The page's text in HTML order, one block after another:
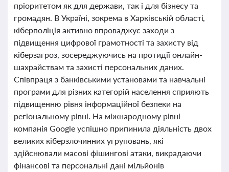
пріоритетом як для держави, так і для бізнесу та
громадян. В Україні, зокрема в Харківській області,
кіберполіція активно впроваджує заходи з
підвищення цифрової грамотності та захисту від
кіберзагроз, зосереджуючись на протидії онлайн-
шахрайствам та захисті персональних даних.
Співпраця з банківськими установами та навчальні
програми для різних категорій населення сприяють
підвищенню рівня інформаційної безпеки на
регіональному рівні. На міжнародному рівні
компанія Google успішно припинила діяльність двох
великих кіберзлочинних угруповань, які
здійснювали масові фішингові атаки, викрадаючи
фінансові та персональні дані мільйонів